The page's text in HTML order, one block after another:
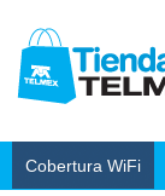
Cobertura WiFi